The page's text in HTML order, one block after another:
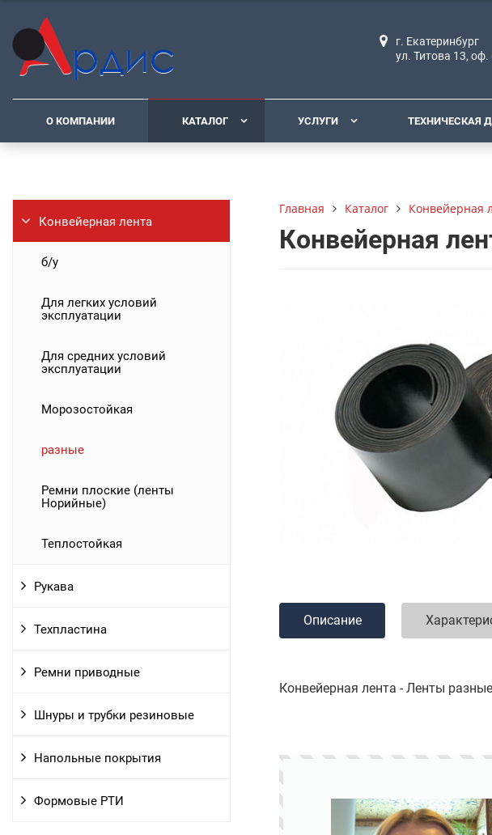
г. Екатеринбург
ул. Титова 13, оф.
О КОМПАНИИ КАТАЛОГ УСЛУГИ ТЕХНИЧЕСКАЯ
Конвейерная лента
б/у
Для легких условий
эксплуатации
Для средних условий
эксплуатации
Морозостойкая
разные
Ремни плоские (ленты
Норийные)
Теплостойкая
Рукава
Техпластина
Ремни приводные
Шнуры и трубки резиновые
Напольные покрытия
Формовые РТИ
Главная Каталог Конвейерная
Конвейерная
Описание
Конвейерная лента - Ленты